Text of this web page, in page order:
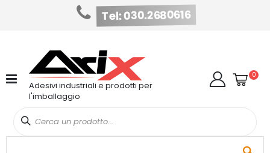
Tel: 030.2680616
contenuto
Adesivi industriali e prodotti per
l'imballaggio
Cerca Cart
0
Vai